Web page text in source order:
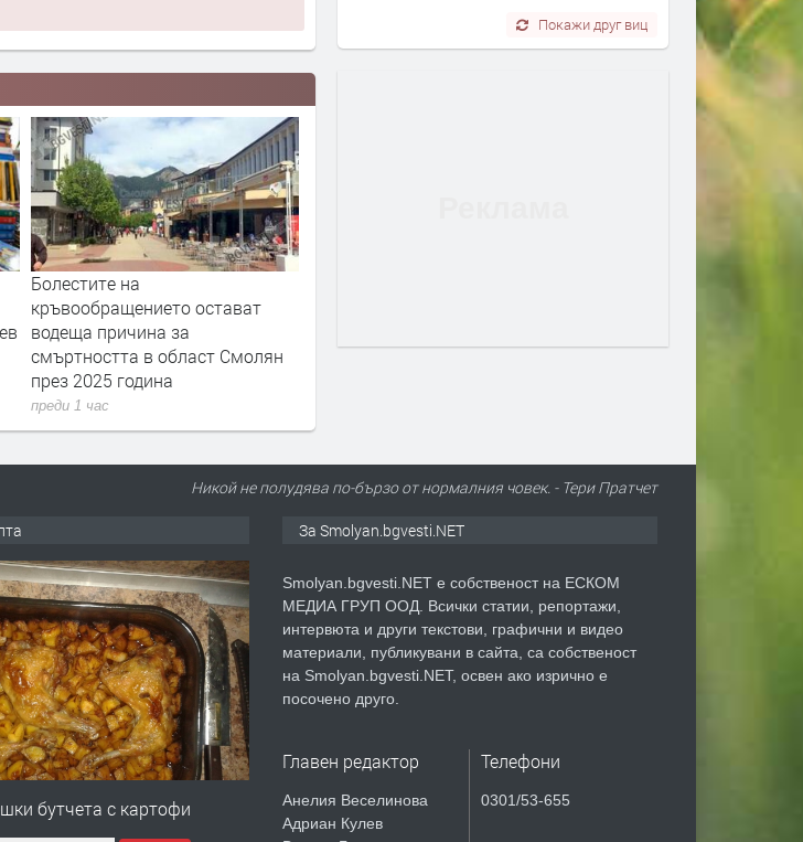
Болестите на
кръвообращението остават
водеща причина за
смъртността в област Смолян
през 2025 година
преди 1 час
Покажи друг виц
Никой не полудява по-бързо от нормалния човек. - Тери Пратчет
бутчета с картофи
За Smolyan.bgvesti.NET
Smolyan.bgvesti.NET е собственост на ЕСКОМ
МЕДИА ГРУП ООД. Всички статии, репортажи,
интервюта и други текстови, графични и видео
материали, публикувани в сайта, са собственост
на Smolyan.bgvesti.NET, освен ако изрично е
посочено друго.
Главен редактор
Анелия Веселинова
Адриан Кулев
Телефони
0301/53-655